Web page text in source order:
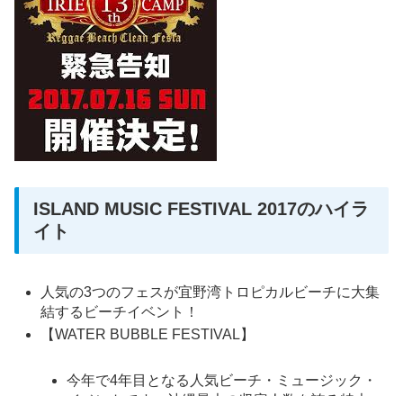
ISLAND MUSIC FESTIVAL 2017のハイラ
イト
人気の3つのフェスが宜野湾トロピカルビーチに大集
結するビーチイベント！
【WATER BUBBLE FESTIVAL】
今年で4年目となる人気ビーチ・ミュージック・